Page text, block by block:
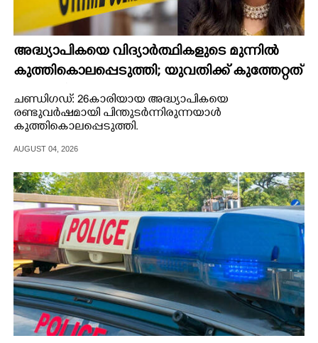
അദ്ധ്യാപികയെ വിദ്യാർത്ഥികളുടെ മുന്നിൽ
കുത്തികൊലപ്പെടുത്തി; യുവതിക്ക് കുത്തേറ്റത്
ഇരുപതിലേറെ തവണ
ചണ്ഡിഗഡ്: 26കാരിയായ അദ്ധ്യാപികയെ
രണ്ടുവർഷമായി പിന്തുടർന്നിരുന്നയാൾ
കുത്തികൊലപ്പെടുത്തി.
AUGUST 04, 2026